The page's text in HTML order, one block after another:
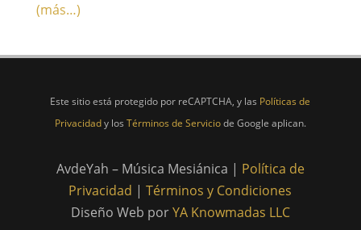
(más…)
Este sitio está protegido por reCAPTCHA, y las Políticas de
Privacidady los Términos de Serviciode Google aplican.
AvdeYah – Música Mesiánica | Política de
Privacidad |Términos y Condiciones
Diseño Web porYA Knowmadas LLC